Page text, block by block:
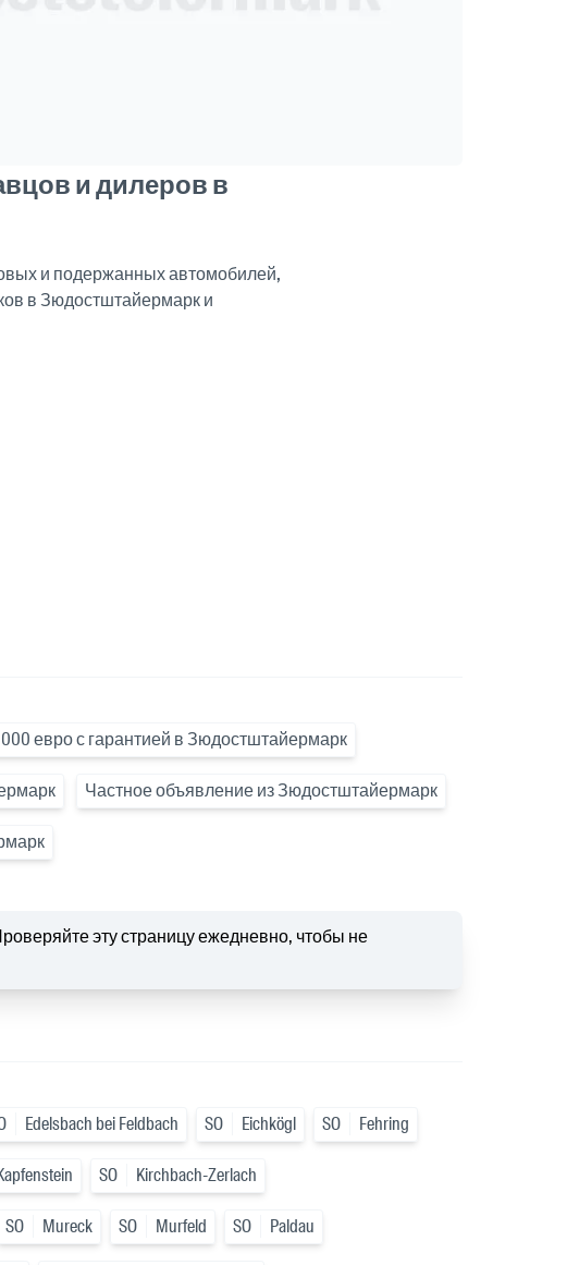
и дилеров в
и подержанных автомобилей,
в Зюдостштайермарк и
000 евро с гарантией в Зюдостштайермарк
Частное объявление из Зюдостштайермарк
эту страницу ежедневно, чтобы не
Edelsbach bei Feldbach SO Eichkögl SO Fehring
SO Kirchbach-Zerlach
SO Mureck SO Murfeld SO Paldau